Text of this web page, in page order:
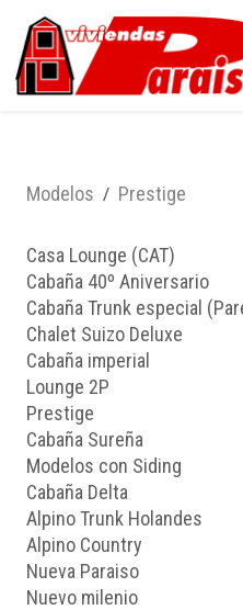
Modelos Prestige
Casa Lounge (CAT)
Cabaña 40º Aniversario
Cabaña Trunk especial
Chalet Suizo Deluxe
Cabaña imperial
Lounge 2P
Prestige
Cabaña Sureña
Modelos con Siding
Cabaña Delta
Alpino Trunk Holandes
Alpino Country
Nueva Paraiso
Nuevo milenio